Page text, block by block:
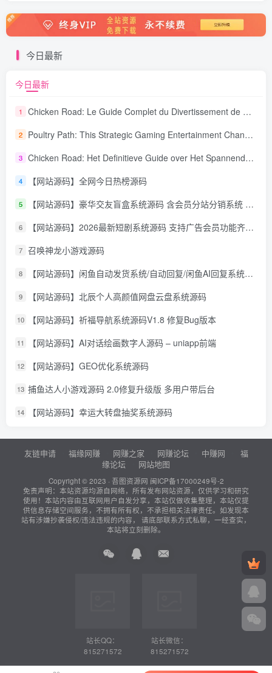
今日最新
今日最新
1 Chicken Road: Le Guide Complet du Divertissement de Maison de Jeu Stratégique
2 Poultry Path: This Strategic Gaming Entertainment Changing Sequence Forecasting
3 Chicken Road: Het Definitieve Guide over Het Spannende Gokspel
4 【网站源码】全网今日热榜源码
5 【网站源码】豪华交友盲盒系统源码 含会员分站分销系统 可易支付
6 【网站源码】2026最新短剧系统源码 支持广告会员功能齐全短剧源码
7 召唤神龙小游戏源码
8 【网站源码】闲鱼自动发货系统/自动回复/闲鱼AI回复系统源码
9 【网站源码】北辰个人高颜值网盘云盘系统源码
10 【网站源码】祈福导航系统源码V1.8 修复Bug版本
11 【网站源码】AI对话绘画数字人源码 – uniapp前端
12 【网站源码】GEO优化系统源码
13 捕鱼达人小游戏源码 2.0修复升级版 多用户带后台
14 【网站源码】幸运大转盘抽奖系统源码
友链申请 福缘网赚 网赚之家 网赚论坛 中赚网
福
缘论坛
网站地图
Copyright © 2023 · 吾图资源网 闽ICP备17000249号-2
免责声明：本站资源均源自网络，所有发布网站资源，仅供学习和研究
使用！本站内容由互联网用户自发分享，本站仅做收集整理，本站仅提
供信息存储空间服务，不拥有所有权，不承担相关法律责任。如发现本
站有涉嫌抄袭侵权/违法违规的内容， 请底部联系方式私聊，一经查实，
本站将立刻删除。
站长QQ：
815271572
站长微信：
815271572